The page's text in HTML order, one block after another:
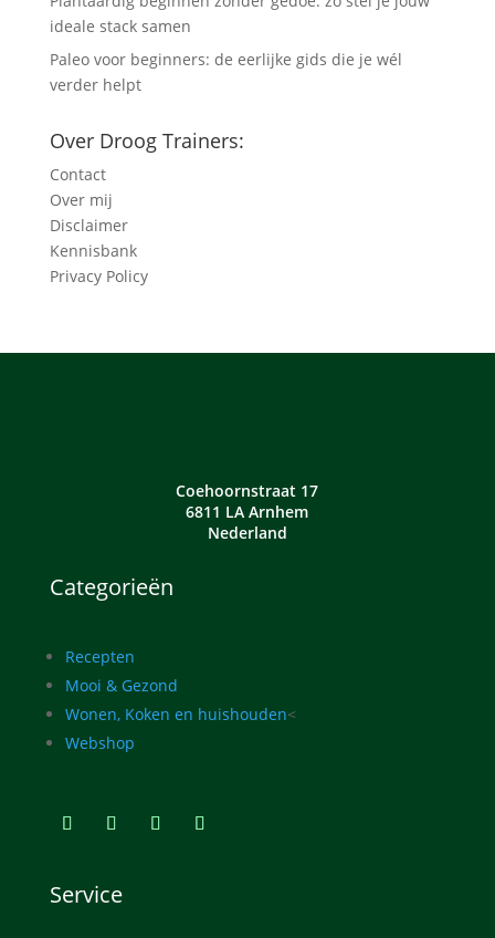
ideale stack samen
Paleo voor beginners: de eerlijke gids die je wél
verder helpt
Over Droog Trainers:
Contact
Over mij
Disclaimer
Kennisbank
Privacy Policy
Coehoornstraat 17
6811 LA Arnhem
Nederland
Categorieën
Recepten
Mooi & Gezond
Wonen, Koken en huishouden<
Webshop
Service